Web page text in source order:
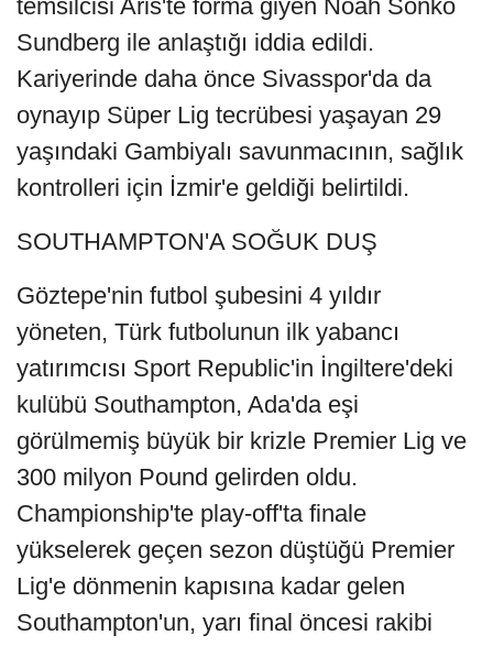
temsilcisi Aris'te forma giyen Noah Sonko
Sundberg ile anlaştığı iddia edildi.
Kariyerinde daha önce Sivasspor'da da
oynayıp Süper Lig tecrübesi yaşayan 29
yaşındaki Gambiyalı savunmacının, sağlık
kontrolleri için İzmir'e geldiği belirtildi.
SOUTHAMPTON'A SOĞUK DUŞ
Göztepe'nin futbol şubesini 4 yıldır
yöneten, Türk futbolunun ilk yabancı
yatırımcısı Sport Republic'in İngiltere'deki
kulübü Southampton, Ada'da eşi
görülmemiş büyük bir krizle Premier Lig ve
300 milyon Pound gelirden oldu.
Championship'te play-off'ta finale
yükselerek geçen sezon düştüğü Premier
Lig'e dönmenin kapısına kadar gelen
Southampton'un, yarı final öncesi rakibi